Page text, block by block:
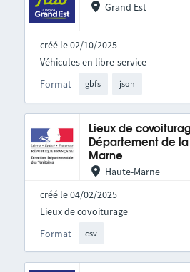
Grand Est
créé le 02/10/2025
Format gbfs json
Véhicules en libre-service
Lieux de
Département de la
Marne
Haute-Marne
créé le 04/02/2025
Format csv
Lieux de covoiturage